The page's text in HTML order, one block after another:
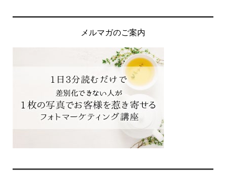
メルマガのご案内